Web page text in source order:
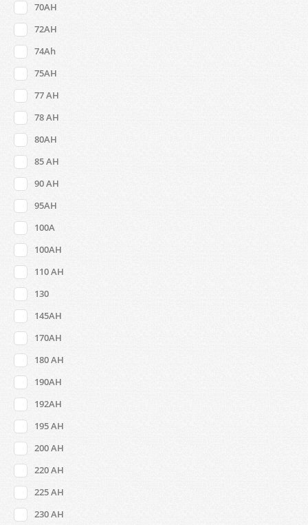
70AH
72AH
74Ah
75AH
77 AH
78 AH
80AH
85 AH
90 AH
95AH
100A
100AH
110 AH
130
145AH
170AH
180 AH
190AH
192AH
195 AH
200 AH
220 AH
225 AH
230 AH